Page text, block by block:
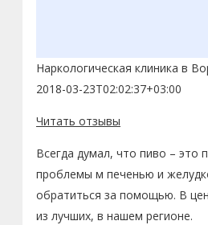
Наркологическая клиника в
2018-03-23T02:02:37+03:00
Читать отзывы
Всегда думал, что пиво – это
проблемы м печенью и
обратиться за помощью. В
из лучших, в нашем регионе.